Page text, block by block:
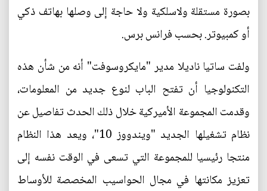
بصورة مستقلة ولاسلكية ولا حاجة إلى وصلها بهاتف ذكي
أو كمبيوتر. بحسب فرانس برس.
ولفت ساتيا ناديلا مدير "مايكروسوفت" أنه من شأن هذه
التكنولوجيا أن تفتح الباب لنوع جديد من المعلومات،
وقدمت المجموعة الأميركية خلال ذلك الحدث تفاصيل عن
نظام تشغيلها الجديد "ويندووز 10"، ويعد هذا النظام
منتجا رئيسيا للمجموعة التي تسعى في الوقت نفسه إلى
تعزيز مكانتها في مجال الحواسيب المخصصة للأوساط